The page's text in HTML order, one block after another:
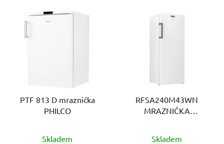
PTF 813 D mraznička
PHILCO
Skladem
RFSA240M43WN
MRAZNIČKA
Skladem